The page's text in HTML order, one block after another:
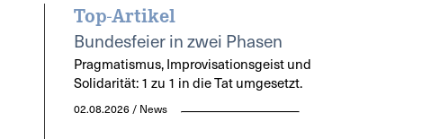
Top-Artikel
Bundesfeier in zwei Phasen
Pragmatismus, Improvisationsgeist und
Solidarität: 1 zu 1 in die Tat umgesetzt.
02.08.2026 / News